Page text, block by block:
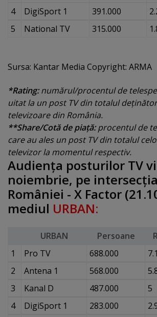
4
DigiSport 1 391.000
5
National TV 315.000
Sursa: Kantar Media Copyright: ARMA
*Rating:numărul/procentul de
uitat la un post TV din totalul
televizoare din România.
**Share/Cotă de piaţă:procentul de
care au ales un post TV din totalul
televizor la momentul respectiv.
Audienţa posturilor TV
noiembrie, pe
României - X Factor
mediul URBAN:
URBAN Persoane
1
Pro TV 688.000 7.1
2
Antena 1 568.000
3
Kanal D 487.000 5
4
DigiSport 1 283.000